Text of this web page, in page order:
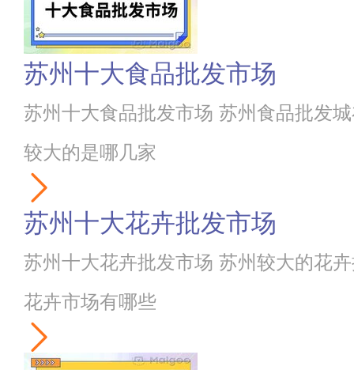
苏州十大食品批发市场
苏州十大食品批发市场 苏州食品批发
较大的是哪几家
苏州十大花卉批发市场
苏州十大花卉批发市场 苏州较大的花
花卉市场有哪些